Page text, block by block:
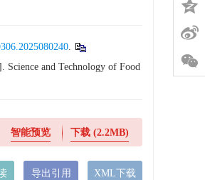
.
Science and Technology of Food
智能预览 下载(2.2MB)
导出引用 XML下载